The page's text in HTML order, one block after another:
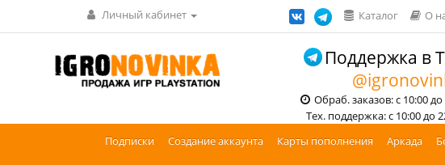
Личный кабинет Каталог О
Поддержка в
Обраб. заказов: с 10:00 до
Тех. поддержка: с 10:00 до
Подписки Создание аккаунта Карты пополнения Аркада